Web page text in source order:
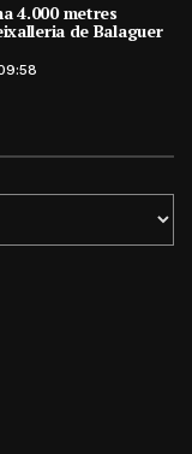
4.000 metres
de Balaguer